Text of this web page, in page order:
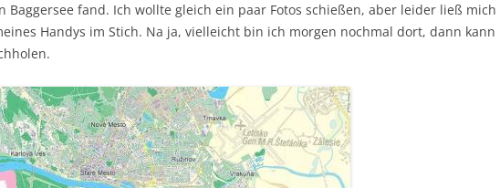
Baggersee fand. Ich wollte gleich ein paar Fotos schießen, aber leider ließ mich
Handys im Stich. Na ja, vielleicht bin ich morgen nochmal dort, dann kann